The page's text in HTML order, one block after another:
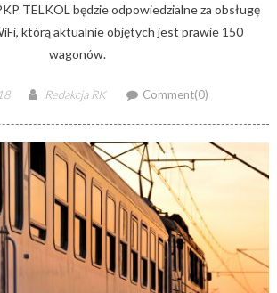
TELKOL będzie odpowiedzialne za obsługę
którą aktualnie objętych jest prawie 150
wagonów.
Author
Redakcja RK Comment(0)